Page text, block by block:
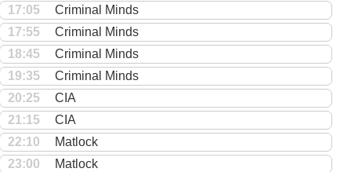
17:05
Criminal Minds
17:55
Criminal Minds
18:45
Criminal Minds
19:35
Criminal Minds
20:25
CIA
21:15
CIA
22:10
Matlock
23:00
Matlock